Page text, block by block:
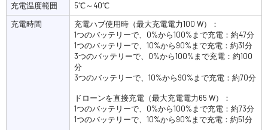
充電温度範囲
5℃～40℃
充電時間
充電ハブ使用時（最大充電電力100 W）：
1つのバッテリーで、0%から100%まで充電：約47分
1つのバッテリーで、10%から90%まで充電：約31分
3つのバッテリーで、0%から100%まで充電：約100
分
3つのバッテリーで、10%から90%まで充電：約70分
ドローンを直接充電（最大充電電力65 W）：
1つのバッテリーで、0%から100%まで充電：約73分
1つのバッテリーで、10%から90%まで充電：約51分